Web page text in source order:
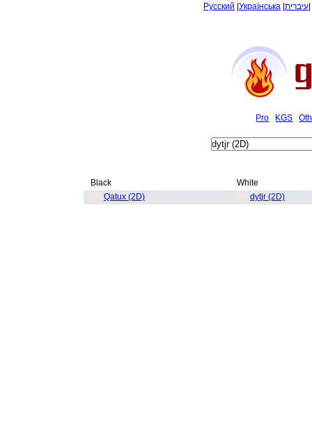
Русский Українська עיברית
Pro KGS
Black
White
Qatux (2D)
dytjr (2D)